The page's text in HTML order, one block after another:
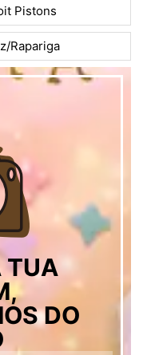
Pistons
Rapariga
TUA
DO